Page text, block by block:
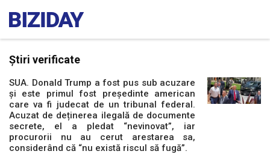
Știri verificate
SUA. Donald Trump a fost pus sub acuzare
și este primul fost președinte american
care va fi judecat de un tribunal federal.
Acuzat de deținerea ilegală de documente
secrete, el a pledat “nevinovat”, iar
procurorii nu au cerut arestarea sa,
considerând că “nu există riscul să fugă”.